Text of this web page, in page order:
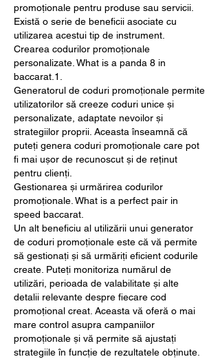
promoționale pentru produse sau servicii.
Există o serie de beneficii asociate cu
utilizarea acestui tip de instrument.
Crearea codurilor promoționale
personalizate. What is a panda 8 in
baccarat.1.
Generatorul de coduri promoționale permite
utilizatorilor să creeze coduri unice și
personalizate, adaptate nevoilor și
strategiilor proprii. Aceasta înseamnă că
puteți genera coduri promoționale care pot
fi mai ușor de recunoscut și de reținut
pentru clienți.
Gestionarea și urmărirea codurilor
promoționale. What is a perfect pair in
speed baccarat.
Un alt beneficiu al utilizării unui generator
de coduri promoționale este că vă permite
să gestionați și să urmăriți eficient codurile
create. Puteți monitoriza numărul de
utilizări, perioada de valabilitate și alte
detalii relevante despre fiecare cod
promoțional creat. Aceasta vă oferă o mai
mare control asupra campaniilor
promoționale și vă permite să ajustați
strategiile în funcție de rezultatele obținute.